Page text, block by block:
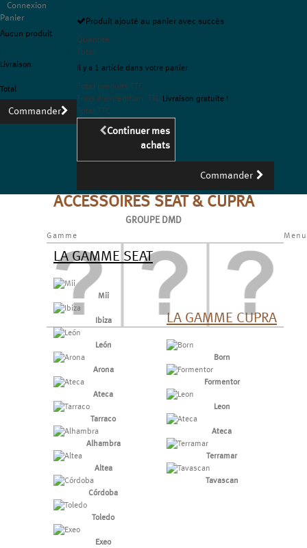
Connexion
Panier
Aucun produit
Livraison
Total
Commander
Produit ajouté au panier avec succès
Quantité
Total
Il y a 1 article dans votre panier
Total produits TTC
Frais d'expédition TTC Livraison gratuite !
Total TTC
Continuer mes
achats
Commander
ACCESSOIRES SEAT & CUPRA
GROUPE DMD
Menu
Gamme
LA GAMME SEAT
Mii
Ibiza
León
Arona
Ateca
Tarraco
Alhambra
Altea
Córdoba
Toledo
Exeo
LA GAMME CUPRA
Born
Formentor
Leon
Ateca
Terramar
Tavascan